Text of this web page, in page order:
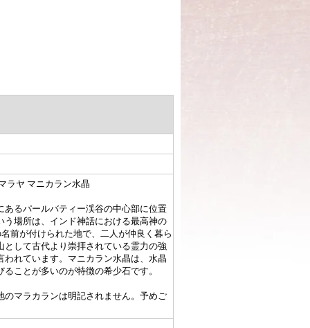
ラヤ マニカラン水晶
るパールバティー渓谷の中心部に位置
場所は、インド神話における最高神の
前が付けられた地で、二人が仲良く暮ら
して古代より崇拝されている霊力の強
れています。マニカラン水晶は、水晶
ことが多いのが特徴の希少石です。
マラカランは明記されません。予めご